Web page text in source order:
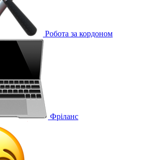
Робота за кордоном
Фріланс